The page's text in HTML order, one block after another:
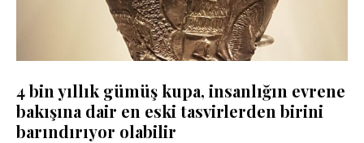
4 bin yıllık gümüş kupa, insanlığın evrene
bakışına dair en eski tasvirlerden birini
barındırıyor olabilir